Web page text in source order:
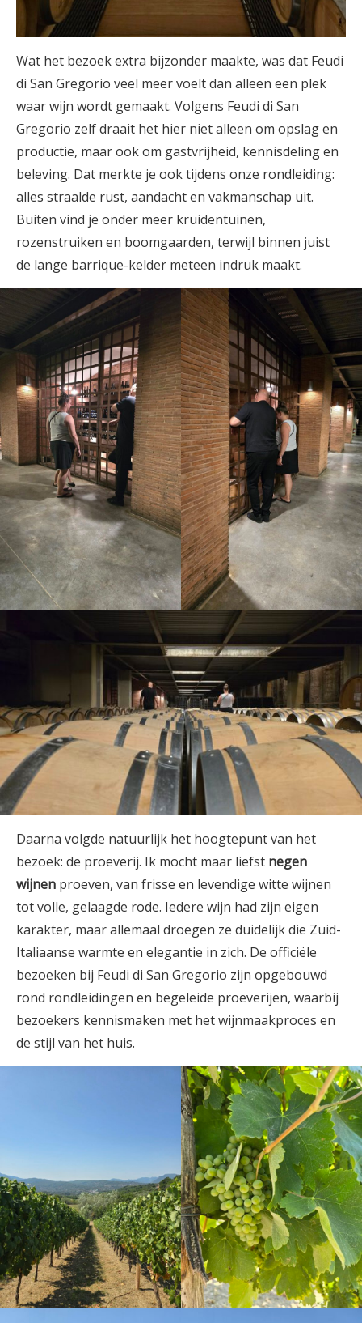
Wat het bezoek extra bijzonder maakte, was dat Feudi
di San Gregorio veel meer voelt dan alleen een plek
waar wijn wordt gemaakt. Volgens Feudi di San
Gregorio zelf draait het hier niet alleen om opslag en
productie, maar ook om gastvrijheid, kennisdeling en
beleving. Dat merkte je ook tijdens onze rondleiding:
alles straalde rust, aandacht en vakmanschap uit.
Buiten vind je onder meer kruidentuinen,
rozenstruiken en boomgaarden, terwijl binnen juist
de lange barrique-kelder meteen indruk maakt.
Daarna volgde natuurlijk het hoogtepunt van het
bezoek: de proeverij. Ik mocht maar liefst negen
wijnen proeven, van frisse en levendige witte wijnen
tot volle, gelaagde rode. Iedere wijn had zijn eigen
karakter, maar allemaal droegen ze duidelijk die Zuid-
Italiaanse warmte en elegantie in zich. De officiële
bezoeken bij Feudi di San Gregorio zijn opgebouwd
rond rondleidingen en begeleide proeverijen, waarbij
bezoekers kennismaken met het wijnmaakproces en
de stijl van het huis.